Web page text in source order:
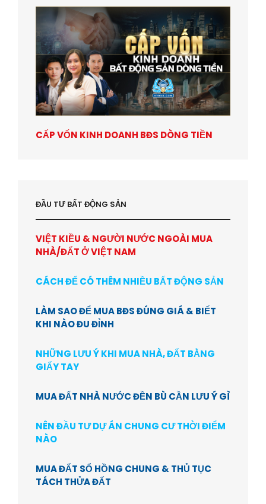
CẤP VỐN KINH DOANH BĐS DÒNG TIỀN
ĐẦU TƯ BẤT ĐỘNG SẢN
VIỆT KIỀU & NGƯỜI NƯỚC NGOÀI MUA
NHÀ/ĐẤT Ở VIỆT NAM
CÁCH ĐỂ CÓ THÊM NHIỀU BẤT ĐỘNG SẢN
LÀM SAO ĐỂ MUA BĐS ĐÚNG GIÁ & BIẾT
KHI NÀO ĐU ĐỈNH
NHỮNG LƯU Ý KHI MUA NHÀ, ĐẤT BẰNG
GIẤY TAY
MUA ĐẤT NHÀ NƯỚC ĐỀN BÙ CẦN LƯU Ý GÌ
NÊN ĐẦU TƯ DỰ ÁN CHUNG CƯ THỜI ĐIỂM
NÀO
MUA ĐẤT SỔ HỒNG CHUNG & THỦ TỤC
TÁCH THỬA ĐẤT